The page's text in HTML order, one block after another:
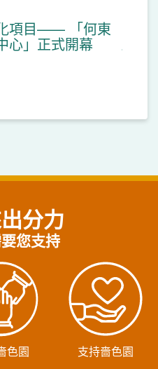
項目—— 「何東
心」正式開幕
分力
您支持
色園 支持嗇色園